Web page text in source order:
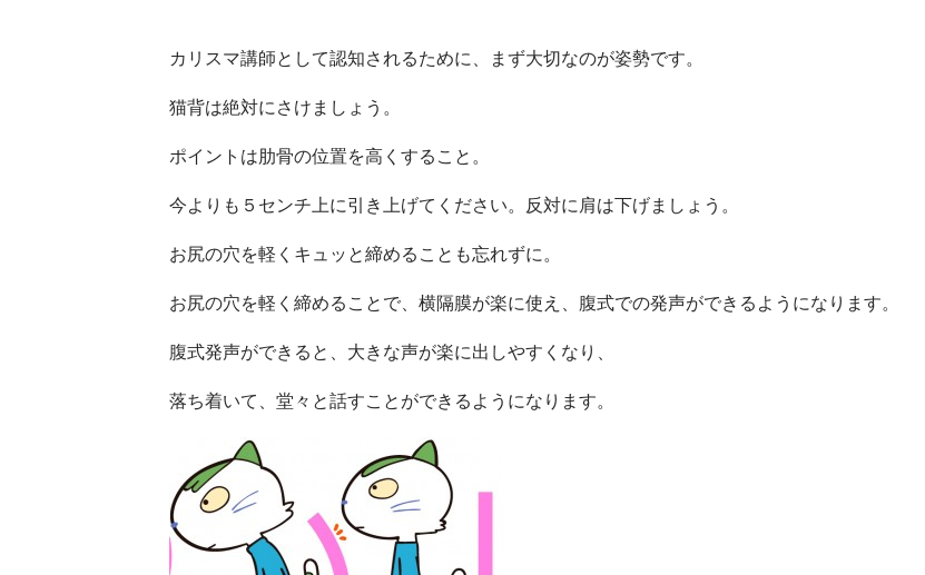
カリスマ講師として認知されるために、まず大切なのが姿勢です。
猫背は絶対にさけましょう。
ポイントは肋骨の位置を高くすること。
今よりも５センチ上に引き上げてください。反対に肩は下げましょう。
お尻の穴を軽くキュッと締めることも忘れずに。
お尻の穴を軽く締めることで、横隔膜が楽に使え、腹式での発声ができるようになります。
腹式発声ができると、大きな声が楽に出しやすくなり、
落ち着いて、堂々と話すことができるようになります。